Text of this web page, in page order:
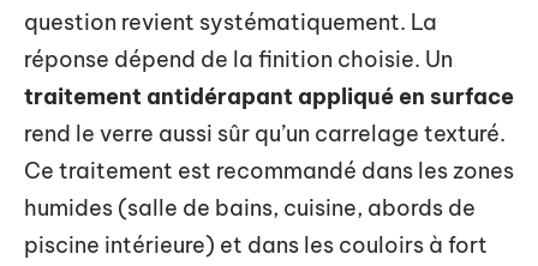
question revient systématiquement. La
réponse dépend de la finition choisie. Un
traitement antidérapant appliqué en surface
rend le verre aussi sûr qu’un carrelage texturé.
Ce traitement est recommandé dans les zones
humides (salle de bains, cuisine, abords de
piscine intérieure) et dans les couloirs à fort